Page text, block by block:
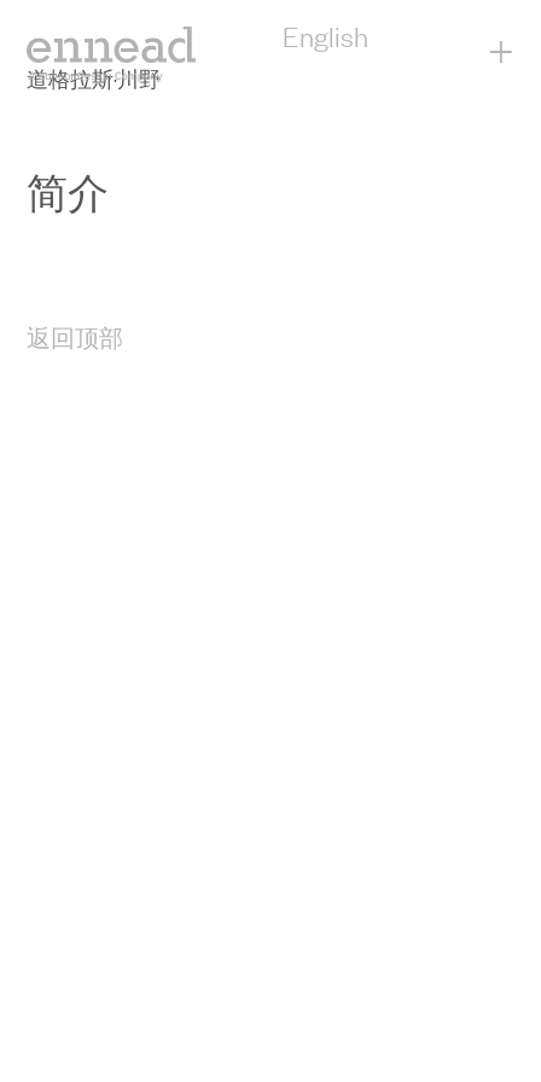
English +
道格拉斯·川野
简介
返回顶部